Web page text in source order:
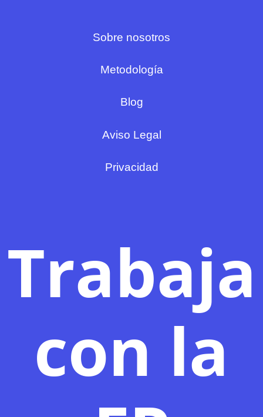
Sobre nosotros
Metodología
Blog
Aviso Legal
Privacidad
Trabaja
con la